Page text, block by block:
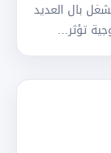
بال العديد
تؤثر…